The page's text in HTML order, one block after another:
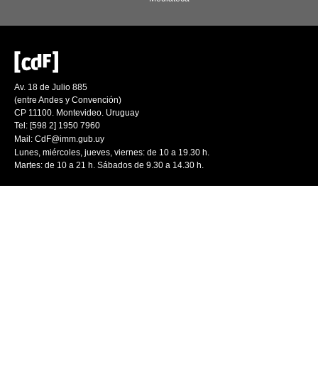
Av. 18 de Julio 885
(entre Andes y Convención)
CP 11100. Montevideo. Uruguay
Tel: [598 2] 1950 7960
Mail: CdF@imm.gub.uy
Lunes, miércoles, jueves, viernes: de 10 a 19.30 h.
Martes: de 10 a 21 h. Sábados de 9.30 a 14.30 h.